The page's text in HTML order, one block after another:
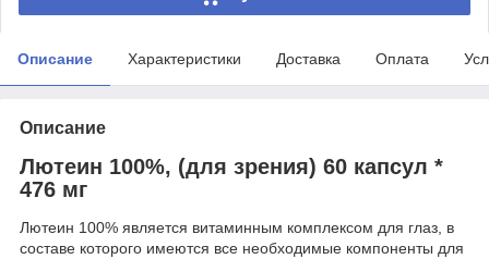
Описание Характеристики Доставка Оплата
Описание
Лютеин 100%, (для зрения) 60 капсул *
476 мг
Лютеин 100% является витаминным комплексом для глаз, в
составе которого имеются все необходимые компоненты для